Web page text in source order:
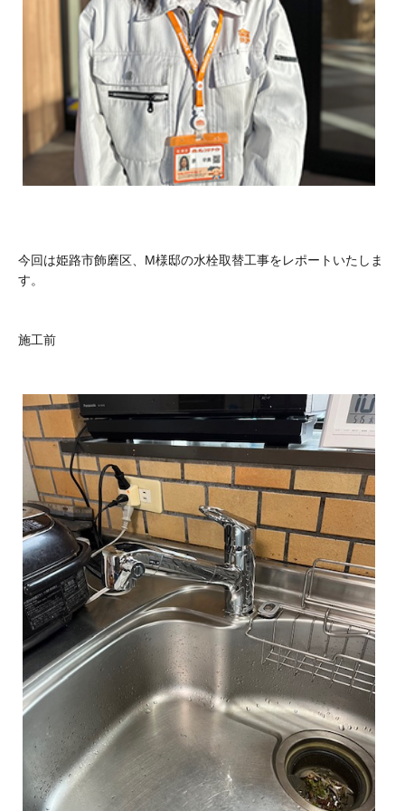
今回は姫路市飾磨区、M様邸の水栓取替工事をレポートいたしま
す。
施工前